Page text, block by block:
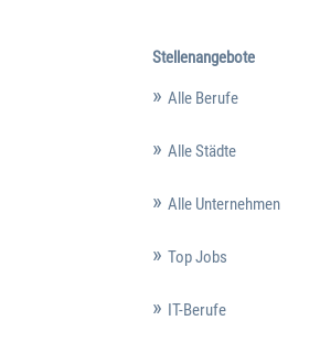
Stellenangebote
Alle Berufe
Alle Städte
Alle Unternehmen
Top Jobs
IT-Berufe